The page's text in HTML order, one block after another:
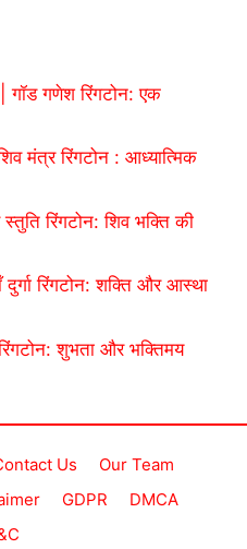
गणेश रिंगटोन: एक
मंत्र रिंगटोन : आध्यात्मिक
रिंगटोन: शिव भक्ति की
रिंगटोन: शक्ति और आस्था
शुभता और भक्तिमय
Us
Our Team
GDPR
DMCA